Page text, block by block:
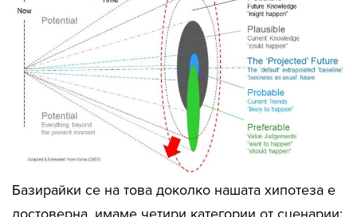
Базирайки се на това доколко нашата хипотеза е